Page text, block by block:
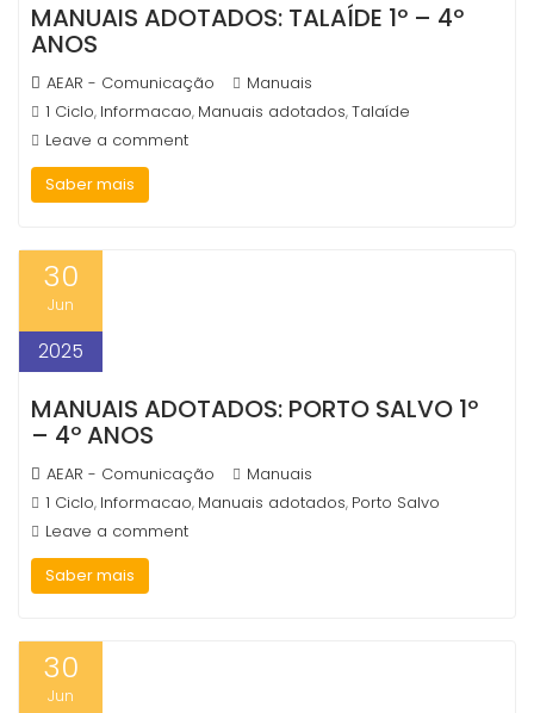
MANUAIS ADOTADOS: TALAÍDE 1º – 4º
ANOS
AEAR - Comunicação
Manuais
1 Ciclo, Informacao, Manuais adotados,Talaíde
Leave a comment
Saber mais
30
Jun
2025
MANUAIS ADOTADOS: PORTO SALVO 1º
– 4º ANOS
AEAR - Comunicação
Manuais
1 Ciclo, Informacao, Manuais adotados, Porto Salvo
Leave a comment
Saber mais
30
Jun
These
cookies are
not